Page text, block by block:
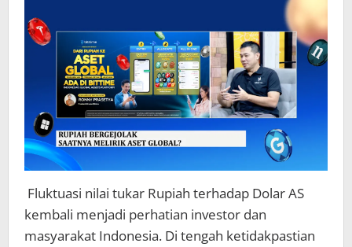
Global
Mulai
Rp10.000
Bittime
Fluktuasi nilai tukar Rupiah terhadap Dolar AS
kembali menjadi perhatian investor dan
masyarakat Indonesia. Di tengah ketidakpastian